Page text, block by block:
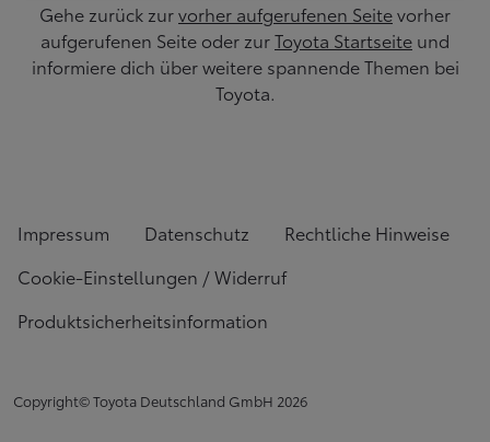
Gehe zurück zurvorher aufgerufenen Seitevorher
aufgerufenen Seite oder zurToyota Startseite und
informiere dich über weitere spannende Themen bei
Toyota.
Impressum Datenschutz
Rechtliche Hinweise
Cookie-Einstellungen / Widerruf
Produktsicherheitsinformation
Copyright© Toyota Deutschland GmbH 2026